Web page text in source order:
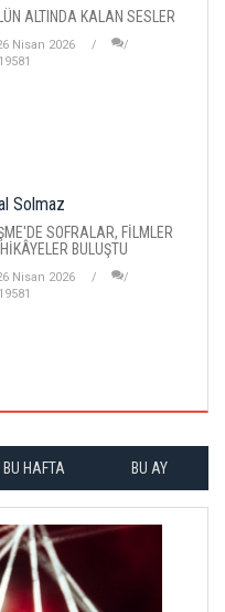
ALTINDA KALAN SESLER
Nisan 2026
19581
Solmaz
SOFRALAR, FİLMLER
BULUŞTU
Nisan 2026
19581
BU HAFTA BU AY